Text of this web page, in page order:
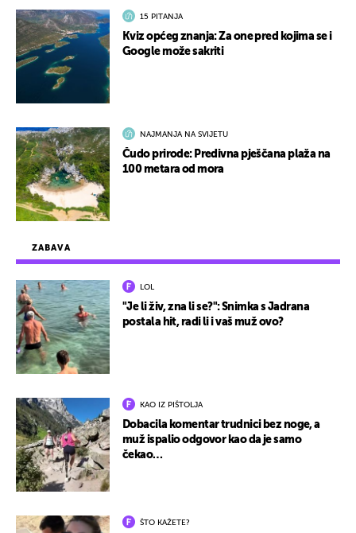
ZABAVA
LOL
"Je li živ, zna li se?": Snimka s Jadrana
postala hit, radi li i vaš muž ovo?
KAO IZ PIŠTOLJA
Dobacila komentar trudnici bez noge, a
muž ispalio odgovor kao da je samo
čekao…
ŠTO KAŽETE?
15 PITANJA
Kviz općeg znanja: Za one pred kojima se i
Google može sakriti
NAJMANJA NA SVIJETU
Čudo prirode: Predivna pješčana plaža na
100 metara od mora